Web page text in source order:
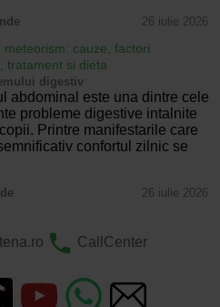
26 iulie 2026
meteorism: cauze, factori
tratament si dieta
digestiv
abdominal este una dintre cele
probleme digestive intalnite
Printre manifestarile care
confortul zilnic se
26 iulie 2026
CallCenter